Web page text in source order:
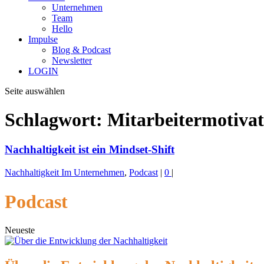
Unternehmen
Team
Hello
Impulse
Blog & Podcast
Newsletter
LOGIN
Seite auswählen
Schlagwort:
Nachhaltigkeit ist ein Mindset-Shift
Nachhaltigkeit Im Unternehmen, Podcast | 0 |
Podcast
Neueste